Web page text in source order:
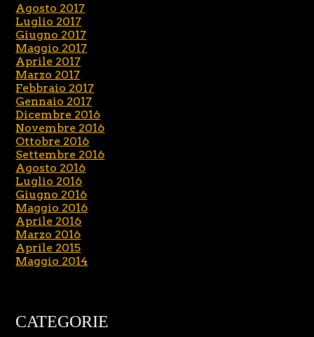
Agosto 2017
Luglio 2017
Giugno 2017
Maggio 2017
Aprile 2017
Marzo 2017
Febbraio 2017
Gennaio 2017
Dicembre 2016
Novembre 2016
Ottobre 2016
Settembre 2016
Agosto 2016
Luglio 2016
Giugno 2016
Maggio 2016
Aprile 2016
Marzo 2016
Aprile 2015
Maggio 2014
CATEGORIE